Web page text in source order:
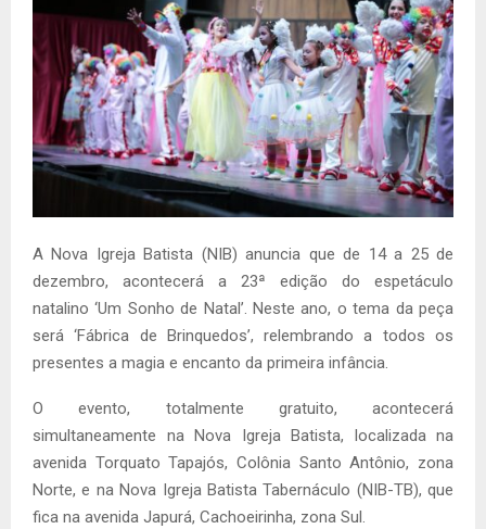
A Nova Igreja Batista (NIB) anuncia que de 14 a 25 de
dezembro, acontecerá a 23ª edição do espetáculo
natalino ‘Um Sonho de Natal’. Neste ano, o tema da peça
será ‘Fábrica de Brinquedos’, relembrando a todos os
presentes a magia e encanto da primeira infância.
O evento, totalmente gratuito, acontecerá
simultaneamente na Nova Igreja Batista, localizada na
avenida Torquato Tapajós, Colônia Santo Antônio, zona
Norte, e na Nova Igreja Batista Tabernáculo (NIB-TB), que
fica na avenida Japurá, Cachoeirinha, zona Sul.